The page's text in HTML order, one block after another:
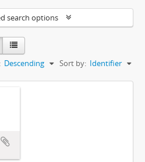
search options
Sort by: Identifier
Descending